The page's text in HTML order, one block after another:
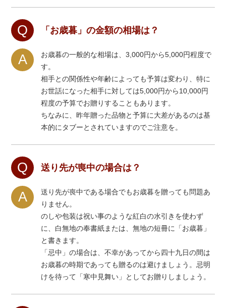
Q 「お歳暮」の金額の相場は？
A
お歳暮の一般的な相場は、3,000円から5,000円程度で
す。
相手との関係性や年齢によっても予算は変わり、特に
お世話になった相手に対しては5,000円から10,000円
程度の予算でお贈りすることもあります。
ちなみに、昨年贈った品物と予算に大差があるのは基
本的にタブーとされていますのでご注意を。
Q 送り先が喪中の場合は？
A
送り先が喪中である場合でもお歳暮を贈っても問題あ
りません。
のしや包装は祝い事のような紅白の水引きを使わず
に、白無地の奉書紙または、無地の短冊に「お歳暮」
と書きます。
「忌中」の場合は、不幸があってから四十九日の間は
お歳暮の時期であっても贈るのは避けましょう。忌明
けを待って「寒中見舞い」としてお贈りしましょう。